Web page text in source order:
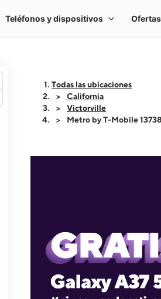
Todas las ubicaciones
California
Victorville
Metro by T-Mobile